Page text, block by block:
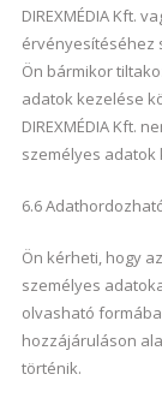
DIREXMÉDIA Kft.
érvényesítéséhez
Ön bármikor
adatok kezelése
DIREXMÉDIA Kft.
személyes adatok
6.6
Ön kérheti, hogy
személyes
olvasható
hozzájáruláson
történik.